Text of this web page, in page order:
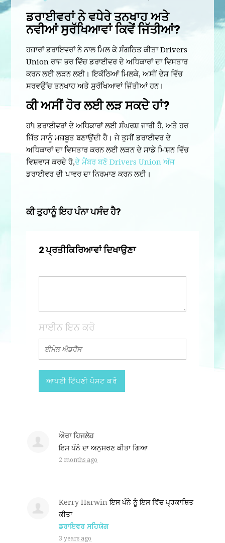
ਡਰਾਈਵਰਾਂ ਨੇ ਵਧੇਰੇ ਤਨਖਾਹ ਅਤੇ
ਨਵੀਆਂ ਸੁਰੱਖਿਆਵਾਂ ਕਿਵੇਂ ਜਿੱਤੀਆਂ?
ਹਜ਼ਾਰਾਂ ਡਰਾਇਵਰਾਂ ਨੇ ਨਾਲ ਮਿਲ ਕੇ ਸੰਗਠਿਤ ਕੀਤਾ Drivers
Union ਰਾਜ ਭਰ ਵਿੱਚ ਡਰਾਈਵਰ ਦੇ ਅਧਿਕਾਰਾਂ ਦਾ ਵਿਸਤਾਰ
ਕਰਨ ਲਈ ਲੜਨ ਲਈ। ਇਕੱਠਿਆਂ ਮਿਲਕੇ, ਅਸੀਂ ਦੇਸ਼ ਵਿੱਚ
ਸਰਵਉੱਚ ਤਨਖਾਹ ਅਤੇ ਸੁਰੱਖਿਆਵਾਂ ਜਿੱਤੀਆਂ ਹਨ।
ਕੀ ਅਸੀਂ ਹੋਰ ਲਈ ਲੜ ਸਕਦੇ ਹਾਂ?
ਹਾਂ! ਡਰਾਈਵਰਾਂ ਦੇ ਅਧਿਕਾਰਾਂ ਲਈ ਸੰਘਰਸ਼ ਜਾਰੀ ਹੈ, ਅਤੇ ਹਰ
ਜਿੱਤ ਸਾਨੂੰ ਮਜ਼ਬੂਤ ਬਣਾਉਂਦੀ ਹੈ। ਜੇ ਤੁਸੀਂ ਡਰਾਈਵਰ ਦੇ
ਅਧਿਕਾਰਾਂ ਦਾ ਵਿਸਤਾਰ ਕਰਨ ਲਈ ਲੜਨ ਦੇ ਸਾਡੇ ਮਿਸ਼ਨ ਵਿੱਚ
ਵਿਸ਼ਵਾਸ ਕਰਦੇ ਹੋ,ਦੇ ਮੈਂਬਰ ਬਣੋ Drivers Union ਅੱਜ
ਡਰਾਈਵਰ ਦੀ ਪਾਵਰ ਦਾ ਨਿਰਮਾਣ ਕਰਨ ਲਈ।
ਕੀ ਤੁਹਾਨੂੰ ਇਹ ਪੰਨਾ ਪਸੰਦ ਹੈ?
2 ਪ੍ਰਤੀਕਿਰਿਆਵਾਂ ਦਿਖਾਉਣਾ
ਸਾਈਨ ਇਨ ਕਰੋ
ਔਰਾ ਹਿਜਲੇਹ
ਇਸ ਪੰਨੇ ਦਾ ਅਨੁਸਰਣ ਕੀਤਾ ਗਿਆ
2 months ago
Kerry Harwinਇਸ ਪੰਨੇ ਨੂੰ ਇਸ ਵਿੱਚ ਪ੍ਰਕਾਸ਼ਿਤ
ਕੀਤਾ
ਡਰਾਇਵਰ ਸਹਿਯੋਗ
3 years ago